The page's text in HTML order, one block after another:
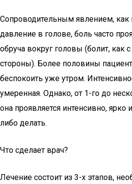
Сопроводительным явлением, как
давление в голове, боль часто
обруча вокруг головы (болит, как
стороны). Более половины
беспокоить уже утром.
умеренная. Однако, от 1-го до
она проявляется интенсивно,
либо делать.
Что сделает врач?
Лечение состоит из 3-х этапов,